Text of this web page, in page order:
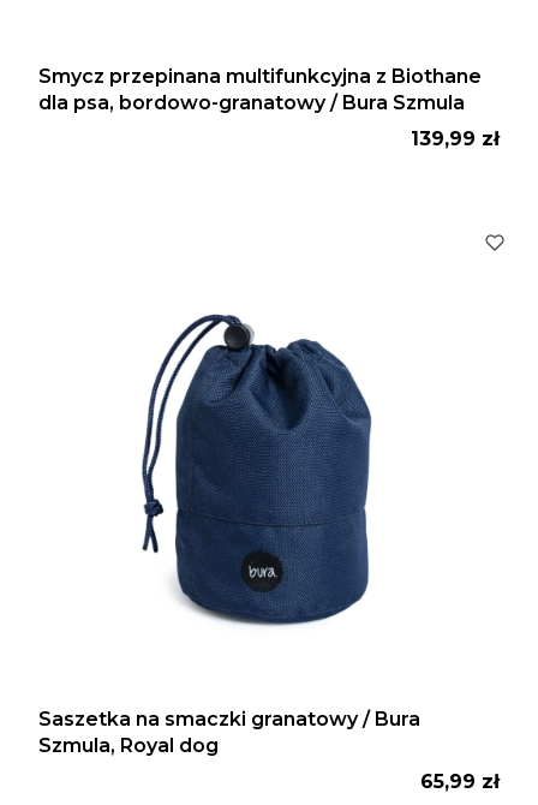
Smycz przepinana multifunkcyjna z Biothane
dla psa, bordowo-granatowy / Bura Szmula
Cena
139,99 zł
Saszetka na smaczki granatowy / Bura
Szmula, Royal dog
Cena
65,99 zł